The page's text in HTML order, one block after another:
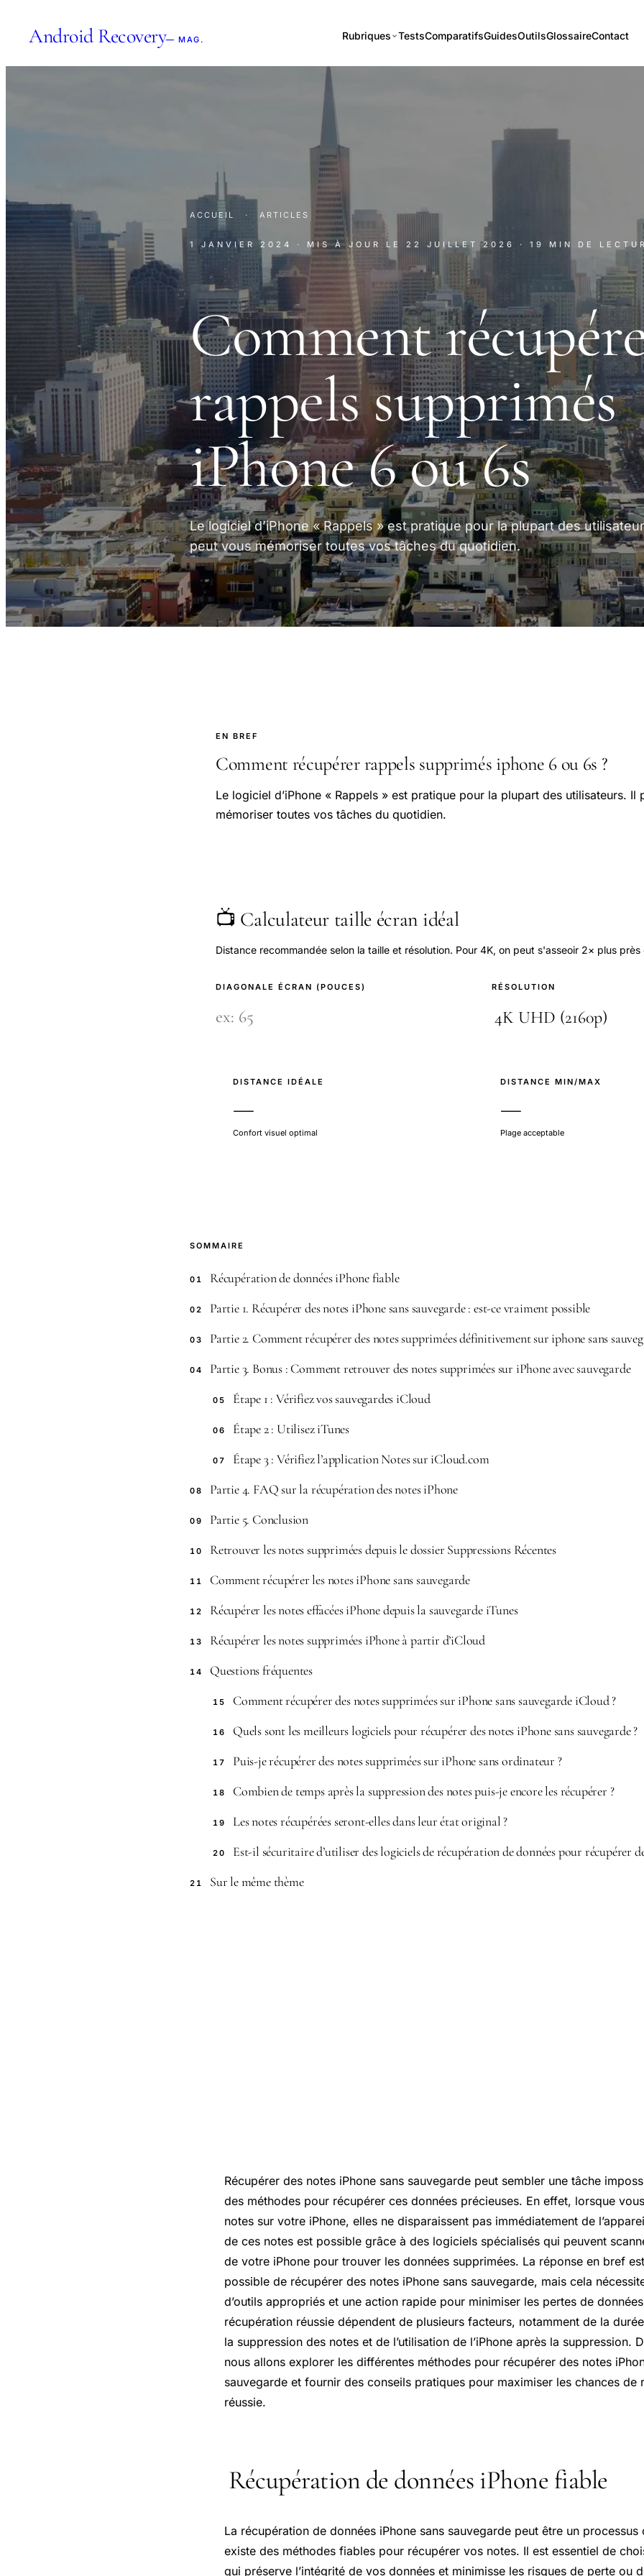
Android Recovery— MAG. Rubriques TestsComparatifsGuidesOutilsGlossaireContact
ACCUEIL · ARTICLES
1 JANVIER 2024 · MIS À JOUR LE 22 JUILLET 2026 · 19 MIN DE
Comment
rappels supprimés
iPhone 6 ou 6s
Le logiciel d’iPhone « Rappels » est pratique pour la plupart des
peut vous mémoriser toutes vos tâches du quotidien.
EN BREF
Comment récupérer rappels supprimés iphone 6 ou 6s ?
Le logiciel d’iPhone « Rappels » est pratique pour la plupart des utilisateurs. Il
mémoriser toutes vos tâches du quotidien.
📺 Calculateur taille écran idéal
Distance recommandée selon la taille et résolution. Pour 4K, on peut s'asseoir 2× plus près
DIAGONALE ÉCRAN (POUCES) RÉSOLUTION
DISTANCE IDÉALE
—
Confort visuel optimal
DISTANCE MIN/MAX
—
Plage acceptable
SOMMAIRE
01 Récupération de données iPhone fiable
02 Partie 1. Récupérer des notes iPhone sans sauvegarde : est-ce vraiment possible
03 Partie 2. Comment récupérer des notes supprimées définitivement sur iphone sans
04 Partie 3. Bonus : Comment retrouver des notes supprimées sur iPhone avec sauvegarde
05 Étape 1 : Vérifiez vos sauvegardes iCloud
06 Étape 2 : Utilisez iTunes
07 Étape 3 : Vérifiez l’application Notes sur iCloud.com
08 Partie 4. FAQ sur la récupération des notes iPhone
09 Partie 5. Conclusion
10 Retrouver les notes supprimées depuis le dossier Suppressions Récentes
11 Comment récupérer les notes iPhone sans sauvegarde
12 Récupérer les notes effacées iPhone depuis la sauvegarde iTunes
13 Récupérer les notes supprimées iPhone à partir d’iCloud
14 Questions fréquentes
15 Comment récupérer des notes supprimées sur iPhone sans sauvegarde iCloud ?
16 Quels sont les meilleurs logiciels pour récupérer des notes iPhone sans sauvegarde ?
17 Puis-je récupérer des notes supprimées sur iPhone sans ordinateur ?
18 Combien de temps après la suppression des notes puis-je encore les récupérer ?
19 Les notes récupérées seront-elles dans leur état original ?
20 Est-il sécuritaire d’utiliser des logiciels de récupération de données pour récupérer
21 Sur le même thème
Récupérer des notes iPhone sans sauvegarde peut sembler une tâche
des méthodes pour récupérer ces données précieuses. En effet, lorsque
notes sur votre iPhone, elles ne disparaissent pas immédiatement de
de ces notes est possible grâce à des logiciels spécialisés qui peuvent
de votre iPhone pour trouver les données supprimées. La réponse en bref
possible de récupérer des notes iPhone sans sauvegarde, mais cela
d’outils appropriés et une action rapide pour minimiser les pertes de
récupération réussie dépendent de plusieurs facteurs, notamment de la
la suppression des notes et de l’utilisation de l’iPhone après la suppression.
nous allons explorer les différentes méthodes pour récupérer des notes
sauvegarde et fournir des conseils pratiques pour maximiser les chances de
réussie.
Récupération de données iPhone fiable
La récupération de données iPhone sans sauvegarde peut être un
existe des méthodes fiables pour récupérer vos notes. Il est essentiel de
qui préserve l’intégrité de vos données et minimisse les risques de perte ou